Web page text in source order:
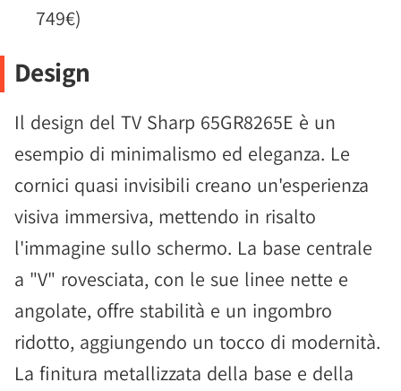
749€)
Design
Il design del TV Sharp 65GR8265E è un
esempio di minimalismo ed eleganza. Le
cornici quasi invisibili creano un'esperienza
visiva immersiva, mettendo in risalto
l'immagine sullo schermo. La base centrale
a "V" rovesciata, con le sue linee nette e
angolate, offre stabilità e un ingombro
ridotto, aggiungendo un tocco di modernità.
La finitura metallizzata della base e della